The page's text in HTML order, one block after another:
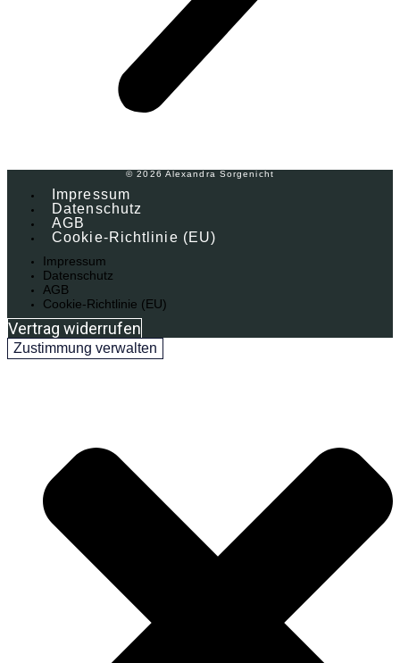
© 2026 Alexandra Sorgenicht
Impressum
Datenschutz
AGB
Cookie-Richtlinie (EU)
Impressum
Datenschutz
AGB
Cookie-Richtlinie (EU)
Vertrag widerrufen
Zustimmung verwalten